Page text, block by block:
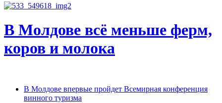
В Молдове всё меньше ферм,
коров и молока
В Молдове впервые пройдет Всемирная конференция
винного туризма